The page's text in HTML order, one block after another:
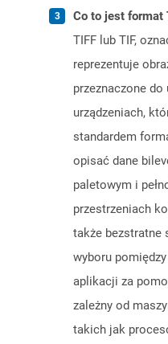
Co to jest format
TIFF lub TIF,
reprezentuje
przeznaczone
urządzeniach,
standardem
opisać dane
paletowym i
przestrzeniach
także bezstratne
wyboru
aplikacji za
zależny od
takich jak